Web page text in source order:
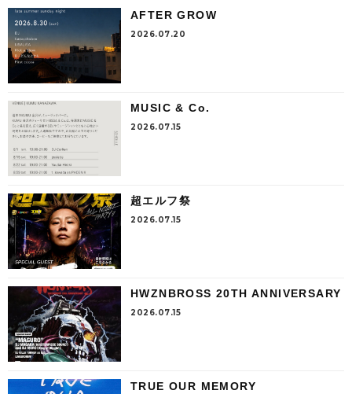
AFTER GROW
2026.07.20
MUSIC & Co.
2026.07.15
超エルフ祭
2026.07.15
HWZNBROSS 20TH ANNIVERSARY
2026.07.15
TRUE OUR MEMORY